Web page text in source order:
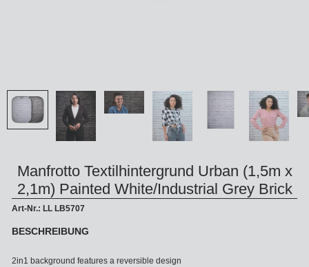
Manfrotto Textilhintergrund Urban (1,5m x
2,1m) Painted White/Industrial Grey Brick
Art-Nr.: LL LB5707
BESCHREIBUNG
2in1 background features a reversible design